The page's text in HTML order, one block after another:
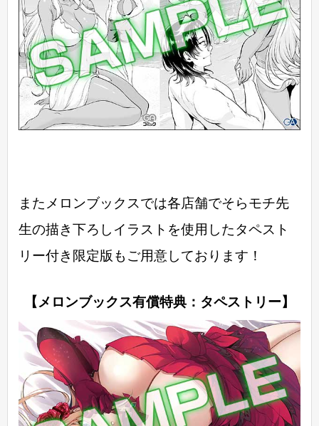
またメロンブックスでは各店舗でそらモチ先
生の描き下ろしイラストを使用したタペスト
リー付き限定版もご用意しております！
【メロンブックス有償特典：タペストリー】